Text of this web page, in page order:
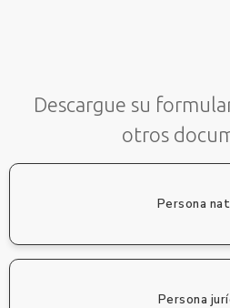
Descargue su
otros
Persona
Persona